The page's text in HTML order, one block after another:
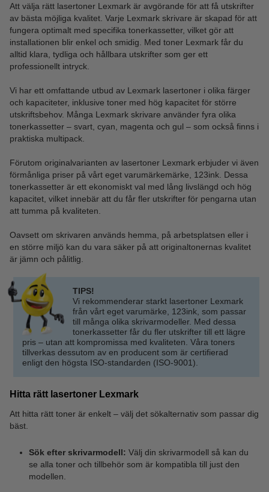
Att välja rätt lasertoner Lexmark är avgörande för att få utskrifter
av bästa möjliga kvalitet. Varje Lexmark skrivare är skapad för att
fungera optimalt med specifika tonerkassetter, vilket gör att
installationen blir enkel och smidig. Med toner Lexmark får du
alltid klara, tydliga och hållbara utskrifter som ger ett
professionellt intryck.
Vi har ett omfattande utbud av Lexmark lasertoner i olika färger
och kapaciteter, inklusive toner med hög kapacitet för större
utskriftsbehov. Många Lexmark skrivare använder fyra olika
tonerkassetter – svart, cyan, magenta och gul – som också finns i
praktiska multipack.
Förutom originalvarianten av lasertoner Lexmark erbjuder vi även
förmånliga priser på vårt eget varumärkemärke, 123ink. Dessa
tonerkassetter är ett ekonomiskt val med lång livslängd och hög
kapacitet, vilket innebär att du får fler utskrifter för pengarna utan
att tumma på kvaliteten.
Oavsett om skrivaren används hemma, på arbetsplatsen eller i
en större miljö kan du vara säker på att originaltonernas kvalitet
är jämn och pålitlig.
TIPS!
Vi rekommenderar starkt lasertoner Lexmark
från vårt eget varumärke, 123ink, som passar
till många olika skrivarmodeller. Med dessa
tonerkassetter får du fler utskrifter till ett lägre
pris – utan att kompromissa med kvaliteten. Våra toners
tillverkas dessutom av en producent som är certifierad
enligt den högsta ISO-standarden (ISO-9001).
Hitta rätt lasertoner Lexmark
Att hitta rätt toner är enkelt – välj det sökalternativ som passar dig
bäst.
Sök efter skrivarmodell: Välj din skrivarmodell så kan du
se alla toner och tillbehör som är kompatibla till just den
modellen.